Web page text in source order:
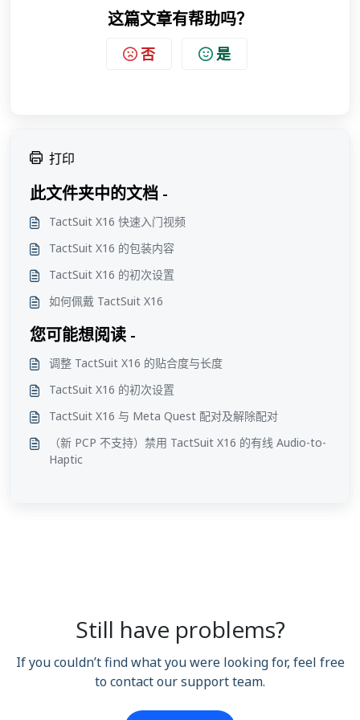
这篇文章有帮助吗？
否 是
打印
此文件夹中的文档 -
TactSuit X16 快速入门视频
TactSuit X16 的包装内容
TactSuit X16 的初次设置
如何佩戴 TactSuit X16
您可能想阅读 -
调整 TactSuit X16 的贴合度与长度
TactSuit X16 的初次设置
TactSuit X16 与 Meta Quest 配对及解除配对
（新 PCP 不支持）禁用 TactSuit X16 的有线 Audio-to-
Haptic
Still have problems?
If you couldn’t find what you were looking for, feel free
to contact our support team.